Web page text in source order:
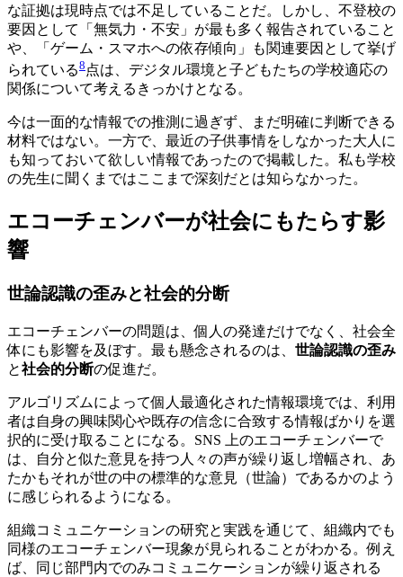
な証拠は現時点では不足していることだ。しかし、不登校の
要因として「無気力・不安」が最も多く報告されていること
や、「ゲーム・スマホへの依存傾向」も関連要因として挙げ
られている8 点は、デジタル環境と子どもたちの学校適応の
関係について考えるきっかけとなる。
今は一面的な情報での推測に過ぎず、まだ明確に判断できる
材料ではない。一方で、最近の子供事情をしなかった大人に
も知っておいて欲しい情報であったので掲載した。私も学校
の先生に聞くまではここまで深刻だとは知らなかった。
エコーチェンバーが社会にもたらす影
響
世論認識の歪みと社会的分断
エコーチェンバーの問題は、個人の発達だけでなく、社会全
体にも影響を及ぼす。最も懸念されるのは、 世論認識の歪み
と社会的分断の促進だ。
アルゴリズムによって個人最適化された情報環境では、利用
者は自身の興味関心や既存の信念に合致する情報ばかりを選
択的に受け取ることになる。SNS 上のエコーチェンバーで
は、自分と似た意見を持つ人々の声が繰り返し増幅され、あ
たかもそれが世の中の標準的な意見（世論）であるかのよう
に感じられるようになる。
組織コミュニケーションの研究と実践を通じて、組織内でも
同様のエコーチェンバー現象が見られることがわかる。例え
ば、同じ部門内でのみコミュニケーションが繰り返される